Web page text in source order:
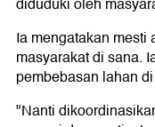
diduduki oleh
Ia mengatakan
masyarakat di sana.
pembebasan lahan
"Nanti